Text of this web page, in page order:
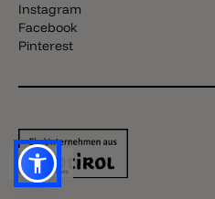
Instagram
Facebook
Pinterest